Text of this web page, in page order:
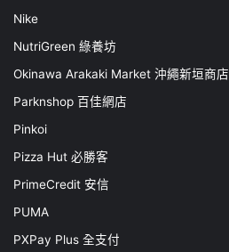
Nike
NutriGreen 綠養坊
Okinawa Arakaki Market 沖繩新垣商店
Parknshop 百佳網店
Pinkoi
Pizza Hut 必勝客
PrimeCredit 安信
PUMA
PXPay Plus 全支付